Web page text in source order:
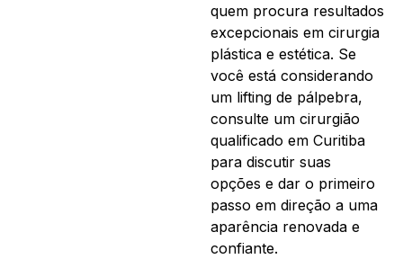
quem procura resultados
excepcionais em cirurgia
plástica e estética. Se
você está considerando
um lifting de pálpebra,
consulte um cirurgião
qualificado em Curitiba
para discutir suas
opções e dar o primeiro
passo em direção a uma
aparência renovada e
confiante.